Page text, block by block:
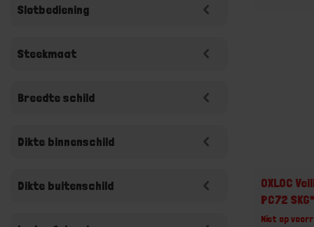
Slotbediening
Steekmaat
Breedte schild
Dikte binnenschild
Dikte buitenschild
OXLOC
PC72
Niet op